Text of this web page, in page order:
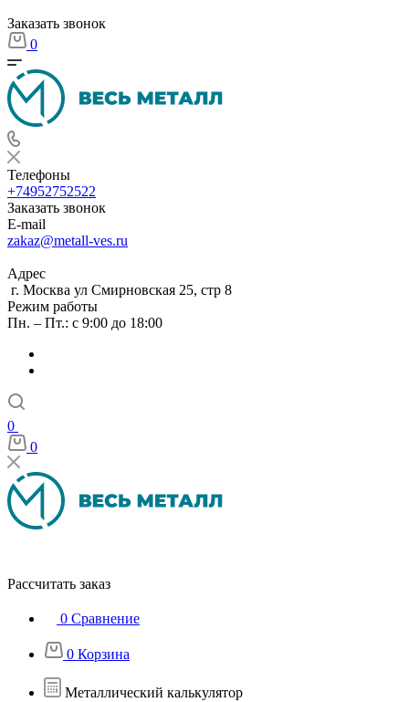
Заказать звонок
0
Телефоны
+74952752522
Заказать звонок
E-mail
zakaz@metall-ves.ru
Адрес
г. Москва ул Смирновская 25, стр 8
Режим работы
Пн. – Пт.: с 9:00 до 18:00
0
0
Рассчитать заказ
0 Сравнение
0 Корзина
Металлический калькулятор